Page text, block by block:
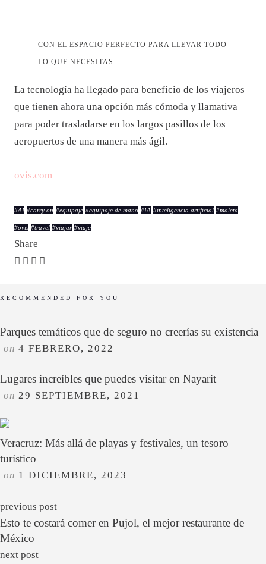
CON EL ESPACIO PERFECTO PARA LLEVAR TODO
LO QUE NECESITAS
La tecnología ha llegado para beneficio de los viajeros
que tienen ahora una opción más cómoda y llamativa
para poder trasladarse en los largos pasillos de los
aeropuertos de una manera más ágil.
ovis.com
#AI #carry on #equipaje #equipaje de mano #IA #inteligencia artificial #maleta
#ovis #travel #viajar #viaje
Share
RECOMMENDED FOR YOU
Parques temáticos que de seguro no creerías su existencia
on 4 FEBRERO, 2022
Lugares increíbles que puedes visitar en Nayarit
on 29 SEPTIEMBRE, 2021
Veracruz: Más allá de playas y festivales, un tesoro
turístico
on 1 DICIEMBRE, 2023
previous post
Esto te costará comer en Pujol, el mejor restaurante de
México
next post